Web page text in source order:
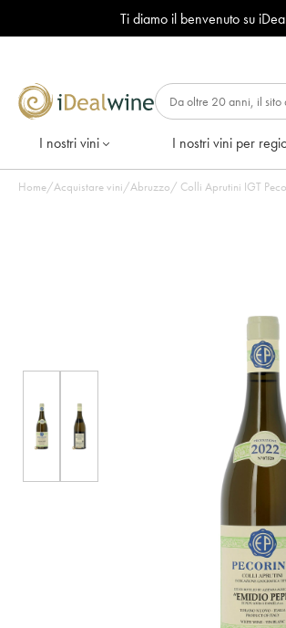
Ti diamo il benvenuto su
I nostri vini I nostri vini per
Home/Acquistare vini/Abruzzo/ Colli Aprutini IGT